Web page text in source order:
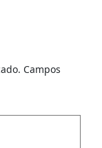
Campos